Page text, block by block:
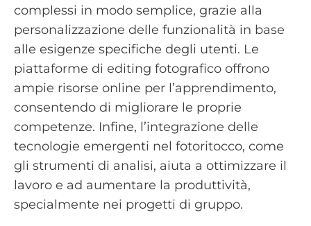
complessi in modo semplice, grazie alla
personalizzazione delle funzionalità in base
alle esigenze specifiche degli utenti. Le
piattaforme di editing fotografico offrono
ampie risorse online per l’apprendimento,
consentendo di migliorare le proprie
competenze. Infine, l’integrazione delle
tecnologie emergenti nel fotoritocco, come
gli strumenti di analisi, aiuta a ottimizzare il
lavoro e ad aumentare la produttività,
specialmente nei progetti di gruppo.